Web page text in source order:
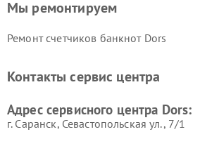
Мы ремонтируем
Ремонт счетчиков банкнот Dors
Контакты сервис центра
Адрес сервисного центра Dors:
г. Саранск, Севастопольская ул., 7/1